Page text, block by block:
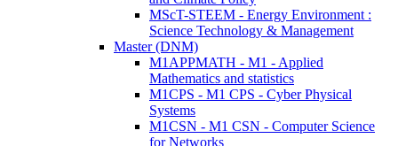
MScT-STEEM - Energy Environment :
Science Technology & Management
Master (DNM)
M1APPMATH - M1 - Applied
Mathematics and statistics
M1CPS - M1 CPS - Cyber Physical
Systems
M1CSN - M1 CSN - Computer Science
for Networks